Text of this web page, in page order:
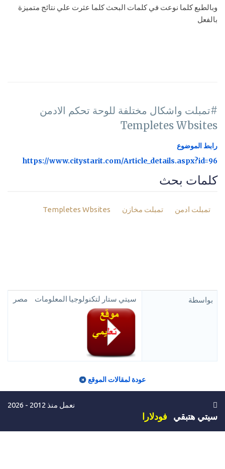
وبالطبع كلما نوعت في كلمات البحث كلما عثرت علي نتائج متميزة
بالفعل
#تمبلت واشكال مختلفة للوحة تحكم الادمن
Templetes Wbsites
رابط الموضوع
https://www.citystarit.com/Article_details.aspx?id=96
كلمات بحث
تمبلت ادمن تمبلت مخازن
بواسطة مصر سيتي ستار لتكنولوجيا المعلومات
عودة لمقالات الموقع
نعمل منذ 2012 - 2026
سيتي هتبقي فودلارا